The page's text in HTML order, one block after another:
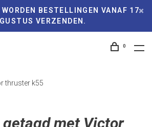
BESTELLINGEN VANAF 17
VERZENDEN.
0
thruster k55
met Victor